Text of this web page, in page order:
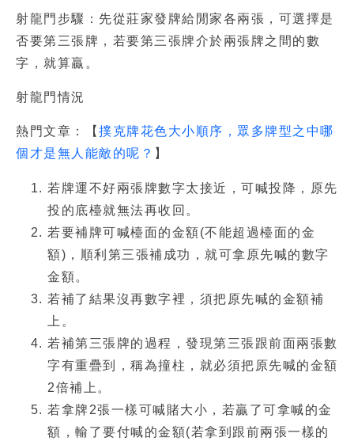
射龍門步驟：先從莊家發牌給閒家各兩張，可選擇是
否要第三張牌，若要第三張牌介於兩張牌之間的數
字，就算贏。
射龍門情況
熱門文章：【 撲克牌花色大小順序，眾多牌型之中哪
個才是無人能敵的呢？ 】
若牌運不好兩張牌數字太接近，可喊投降，原先
投的底檯就無法再收回。
若要補牌可喊檯面的金額(不能超過檯面的金
額)，順利第三張補成功，就可拿原先喊的數字
金額。
若補了結果沒再數字裡，須把原先喊的金額補
上。
若補第三張牌的過程，發現第三張跟前面兩張數
字有重疊到，稱為撞柱，就必須把原先喊的金額
2倍補上。
若拿牌2張一樣可喊賭大小，若贏了可拿喊的金
額，輸了要付喊的金額(若拿到跟前兩張一樣的